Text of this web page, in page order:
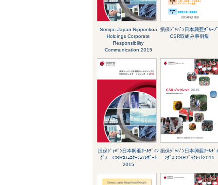
Sompo Japan Nipponkoa
Holdings Corporate
Responsibility
Communication 2015
損保ｼﾞｬﾊﾟﾝ日本興亜ｸﾞﾙｰﾌ
CSR取組み事例集
損保ｼﾞｬﾊﾟﾝ日本興亜ﾎｰﾙﾃﾞｨﾝ
ｸﾞｽ CSRｺﾐｭﾆｹｰｼｮﾝﾚﾎﾟｰﾄ
2015
損保ｼﾞｬﾊﾟﾝ日本興亜ﾎｰﾙﾃﾞ
ﾝｸﾞｽ CSRﾌﾞｯｸﾚｯﾄ2015